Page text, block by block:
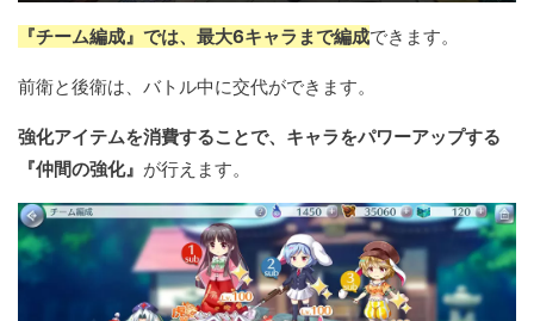
『チーム編成』では、最大6キャラまで編成できます。
前衛と後衛は、バトル中に交代ができます。
強化アイテムを消費することで、キャラをパワーアップする
『仲間の強化』 が行えます。